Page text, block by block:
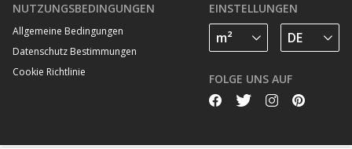
NUTZUNGSBEDINGUNGEN
Allgemeine Bedingungen
Datenschutz Bestimmungen
Cookie Richtlinie
EINSTELLUNGEN
FOLGE UNS AUF